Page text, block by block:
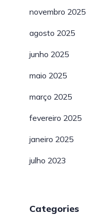
novembro 2025
agosto 2025
junho 2025
maio 2025
março 2025
fevereiro 2025
janeiro 2025
julho 2023
Categories